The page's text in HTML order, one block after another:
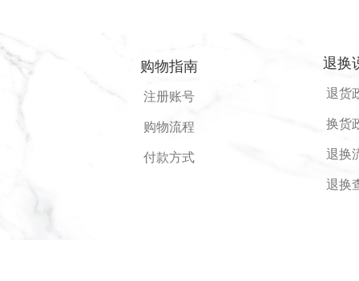
购物指南
注册账号
购物流程
付款方式
退换
退货
换货
退换
退换